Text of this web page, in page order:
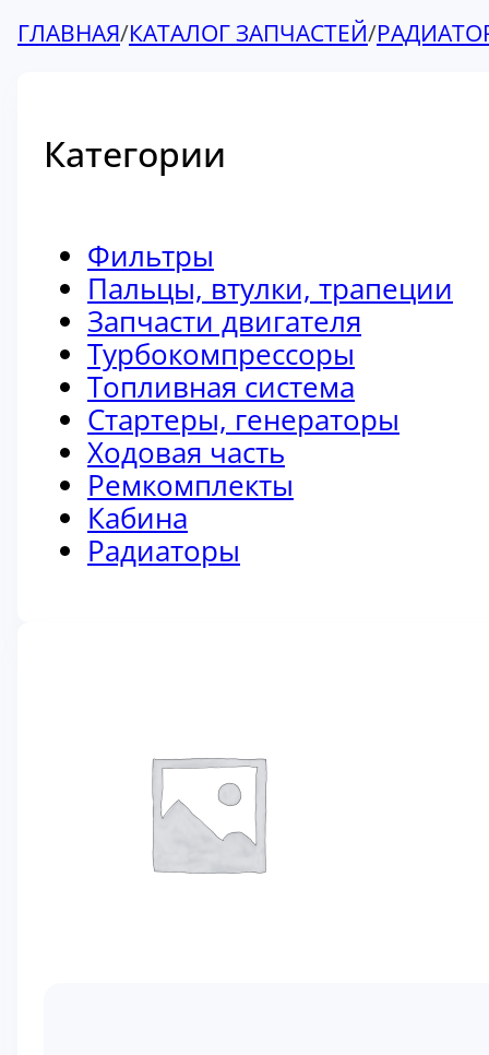
ГЛАВНАЯ/КАТАЛОГ ЗАПЧАСТЕЙ/
Категории
Фильтры
Пальцы, втулки, трапеции
Запчасти двигателя
Турбокомпрессоры
Топливная система
Стартеры, генераторы
Ходовая часть
Ремкомплекты
Кабина
Радиаторы